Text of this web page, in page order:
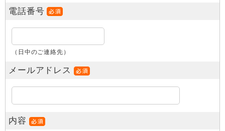
電話番号
（日中のご連絡先）
メールアドレス
内容